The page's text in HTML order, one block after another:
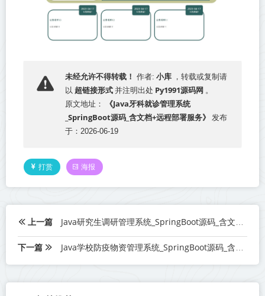
未经允许不得转载！ 作者: 小库 ，转载或复制请
以 超链接形式 并注明出处 Py1991源码网 。
原文地址：
《Java牙科就诊管理系统
_SpringBoot源码_含文档+远程部署服务》
发布
于：2026-06-19
打赏 海报
上一篇 Java研究生调研管理系统_SpringBoot源码_含文档+远程部署服务
下一篇 Java学校防疫物资管理系统_SpringBoot源码_含文档+远程部署服务